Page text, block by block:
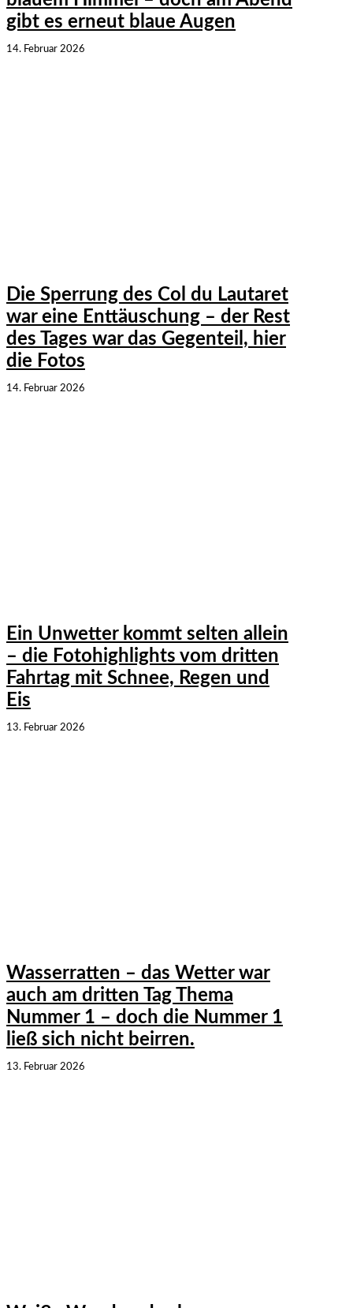
gibt es erneut blaue Augen
14. Februar 2026
Die Sperrung des Col du Lautaret
war eine Enttäuschung – der Rest
des Tages war das Gegenteil, hier
die Fotos
14. Februar 2026
Ein Unwetter kommt selten allein
– die Fotohighlights vom dritten
Fahrtag mit Schnee, Regen und
Eis
13. Februar 2026
Wasserratten – das Wetter war
auch am dritten Tag Thema
Nummer 1 – doch die Nummer 1
ließ sich nicht beirren.
13. Februar 2026